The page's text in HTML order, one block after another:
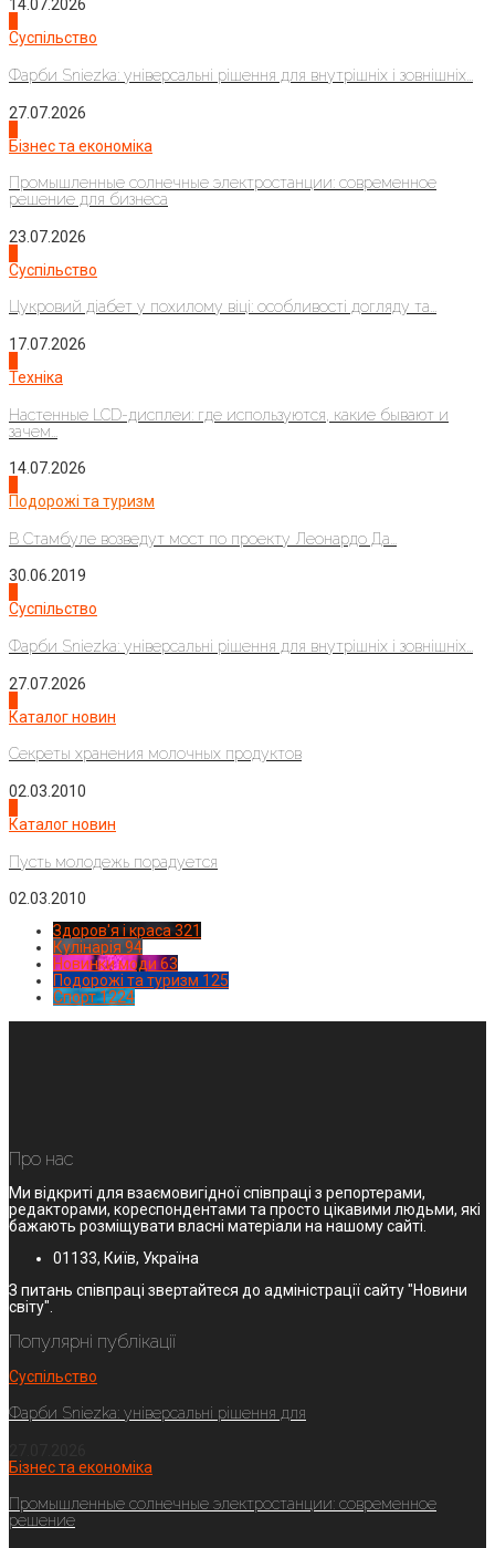
14.07.2026
Суспільство
Фарби Sniezka: універсальні рішення для внутрішніх і зовнішніх...
27.07.2026
Бізнес та економіка
Промышленные солнечные электростанции: современное
решение для бизнеса
23.07.2026
Суспільство
Цукровий діабет у похилому віці: особливості догляду та...
17.07.2026
Техніка
Настенные LCD-дисплеи: где используются, какие бывают и
зачем...
14.07.2026
Подорожі та туризм
В Стамбуле возведут мост по проекту Леонардо Да...
30.06.2019
Суспільство
Фарби Sniezka: універсальні рішення для внутрішніх і зовнішніх...
27.07.2026
Каталог новин
Секреты хранения молочных продуктов
02.03.2010
Каталог новин
Пусть молодежь порадуется
02.03.2010
Здоров'я і краса 321
Кулінарія 94
Новинки моди 63
Подорожі та туризм 125
Спорт1224
Про нас
Ми відкриті для взаємовигідної співпраці з репортерами,
редакторами, кореспондентами та просто цікавими людьми, які
бажають розміщувати власні матеріали на нашому сайті.
01133, Київ, Україна
З питань співпраці звертайтеся до адміністрації сайту "Новини
світу".
Популярні публікації
Суспільство
Фарби Sniezka: універсальні рішення для
Бізнес та економіка
Промышленные солнечные электростанции: современное
решение